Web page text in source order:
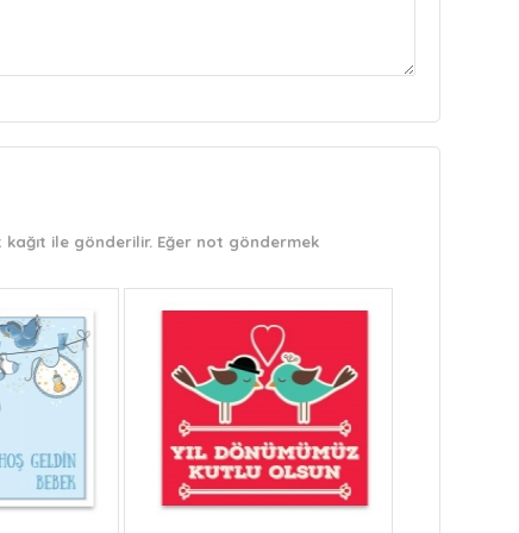
ile gönderilir. Eğer not göndermek